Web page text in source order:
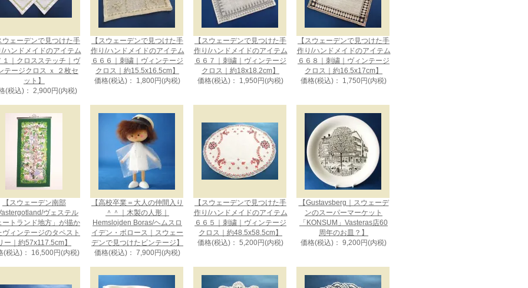
ウェーデンで見つけた手
/ハンドメイドのアイテム
１｜クロスステッチ｜ヴ
テージクロス ｘ ２枚セ
ット】
(税込)： 2,900円(内税)
【スウェーデンで見つけた手
作り/ハンドメイドのアイテム
６６６｜刺繍｜ヴィンテージ
クロス｜約15.5x16.5cm】
価格(税込)： 1,800円(内税)
【スウェーデンで見つけた手
作り/ハンドメイドのアイテム
６６７｜刺繍｜ヴィンテージ
クロス｜約18x18.2cm】
価格(税込)： 1,950円(内税)
【スウェーデンで見つけた手
作り/ハンドメイドのアイテム
６６８｜刺繍｜ヴィンテージ
クロス｜約16.5x17cm】
価格(税込)： 1,750円(内税)
【スウェーデン南部
ヴェステル
ートランド地方」が描か
ヴィンテージのタペスト
ー｜約57x117.5cm】
(税込)： 16,500円(内税)
【高校卒業＝大人の仲間入り
＾＾｜木製の人形｜
Hemslojden Boras/ヘムスロ
イデン・ボロース｜スウェー
デンで見つけたビンテージ】
価格(税込)： 7,900円(内税)
【スウェーデンで見つけた手
作り/ハンドメイドのアイテム
６６５｜刺繍｜ヴィンテージ
クロス｜約48.5x58.5cm】
価格(税込)： 5,200円(内税)
【Gustavsberg｜スウェーデ
ンのスーパーマーケット
「KONSUM」Vasteras店60
周年のお皿？】
価格(税込)： 9,200円(内税)